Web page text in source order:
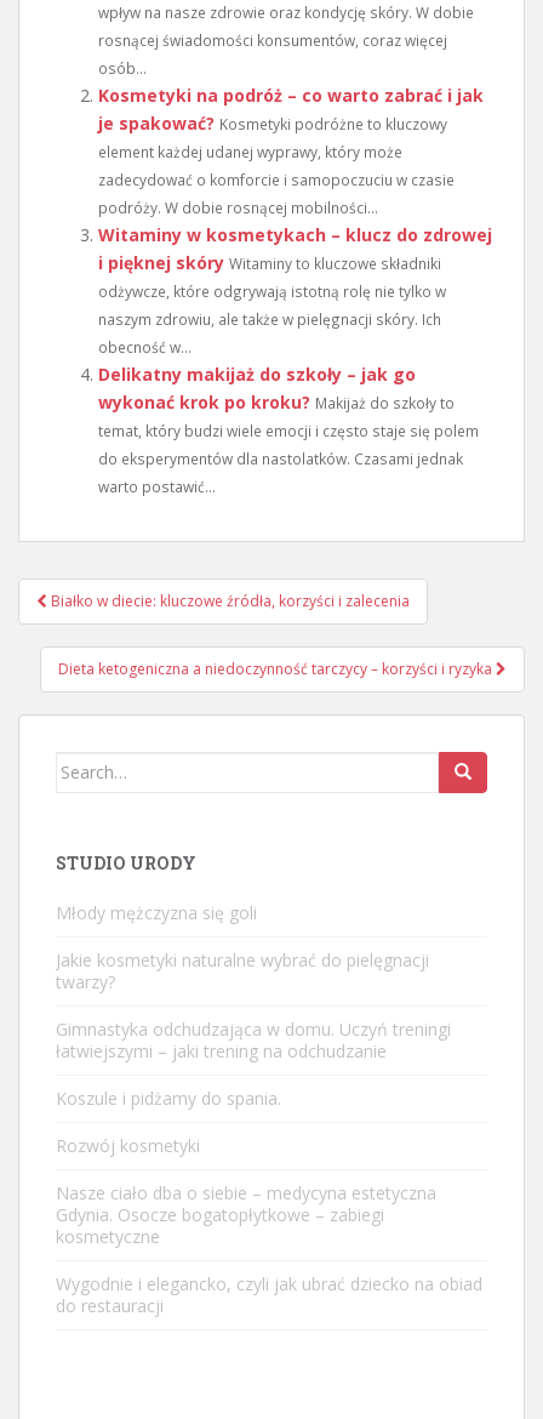
wpływ na nasze zdrowie oraz kondycję skóry. W dobie
rosnącej świadomości konsumentów, coraz więcej
osób...
Kosmetyki na podróż – co warto zabrać i jak
je spakować? Kosmetyki podróżne to kluczowy
element każdej udanej wyprawy, który może
zadecydować o komforcie i samopoczuciu w czasie
podróży. W dobie rosnącej mobilności...
Witaminy w kosmetykach – klucz do zdrowej
i pięknej skóry Witaminy to kluczowe składniki
odżywcze, które odgrywają istotną rolę nie tylko w
naszym zdrowiu, ale także w pielęgnacji skóry. Ich
obecność w...
Delikatny makijaż do szkoły – jak go
wykonać krok po kroku? Makijaż do szkoły to
temat, który budzi wiele emocji i często staje się polem
do eksperymentów dla nastolatków. Czasami jednak
warto postawić...
Nawigacja
wpisu
Białko w diecie: kluczowe źródła, korzyści i zalecenia
Dieta ketogeniczna a niedoczynność tarczycy – korzyści i ryzyka
Search
STUDIO URODY
Młody mężczyzna się goli
Jakie kosmetyki naturalne wybrać do pielęgnacji
twarzy?
Gimnastyka odchudzająca w domu. Uczyń treningi
łatwiejszymi – jaki trening na odchudzanie
Koszule i pidżamy do spania.
Rozwój kosmetyki
Nasze ciało dba o siebie – medycyna estetyczna
Gdynia. Osocze bogatopłytkowe – zabiegi
kosmetyczne
Wygodnie i elegancko, czyli jak ubrać dziecko na obiad
do restauracji